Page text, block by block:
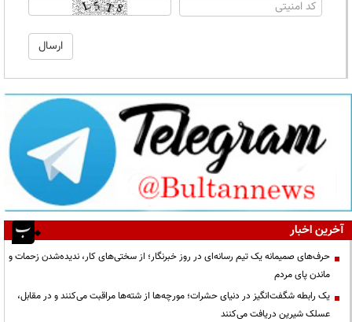
آخرین اخبار
حرف‌های صمیمانه یک تیم رسانه‌ای در روز خبرنگار؛ از سختی‌های کار، ندیده‌شدن زحمات و
ماندن پای مردم
یک رابطه شگفت‌انگیز در دنیای حشرات؛ مورچه‌ها از شته‌ها مراقبت می‌کنند و در مقابل،
عسلک شیرین دریافت می‌کنند